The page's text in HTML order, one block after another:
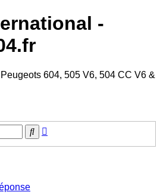
-
604, 505 V6, 504 CC V6 &
Rechercher